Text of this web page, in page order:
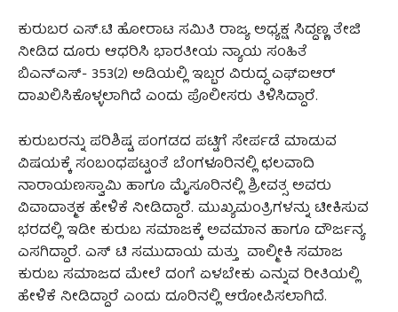
ಕುರುಬರ ಎಸ್.ಟಿ ಹೋರಾಟ ಸಮಿತಿ ರಾಜ್ಯ ಅಧ್ಯಕ್ಷ ಸಿದ್ದಣ್ಣ ತೇಜಿ
ನೀಡಿದ ದೂರು ಆಧರಿಸಿ ಭಾರತೀಯ ನ್ಯಾಯ ಸಂಹಿತೆ
ಬಿಎನ್‌ಎಸ್- 353(2) ಅಡಿಯಲ್ಲಿ ಇಬ್ಬರ ವಿರುದ್ಧ ಎಫ್‌ಐಆ‌ರ್
ದಾಖಲಿಸಿಕೊಳ್ಳಲಾಗಿದೆ ಎಂದು ಪೊಲೀಸರು ತಿಳಿಸಿದ್ದಾರೆ.
ಕುರುಬರನ್ನು ಪರಿಶಿಷ್ಟ ಪಂಗಡದ ಪಟ್ಟಿಗೆ ಸೇರ್ಪಡೆ ಮಾಡುವ
ವಿಷಯಕ್ಕೆ ಸಂಬಂಧಪಟ್ಟಂತೆ ಬೆಂಗಳೂರಿನಲ್ಲಿ ಛಲವಾದಿ
ನಾರಾಯಣಸ್ವಾಮಿ ಹಾಗೂ ಮೈಸೂರಿನಲ್ಲಿ ಶ್ರೀವತ್ಸ ಅವರು
ವಿವಾದಾತ್ಮಕ ಹೇಳಿಕೆ ನೀಡಿದ್ದಾರೆ. ಮುಖ್ಯಮಂತ್ರಿಗಳನ್ನು ಟೀಕಿಸುವ
ಭರದಲ್ಲಿ ಇಡೀ ಕುರುಬ ಸಮಾಜಕ್ಕೆ ಅವಮಾನ ಹಾಗೂ ದೌರ್ಜನ್ಯ
ಎಸಗಿದ್ದಾರೆ. ಎಸ್‌ ಟಿ ಸಮುದಾಯ ಮತ್ತು ವಾಲ್ಮೀಕಿ ಸಮಾಜ
ಕುರುಬ ಸಮಾಜದ ಮೇಲೆ ದಂಗೆ ಏಳಬೇಕು ಎನ್ನುವ ರೀತಿಯಲ್ಲಿ
ಹೇಳಿಕೆ ನೀಡಿದ್ದಾರೆ ಎಂದು ದೂರಿನಲ್ಲಿ ಆರೋಪಿಸಲಾಗಿದೆ.